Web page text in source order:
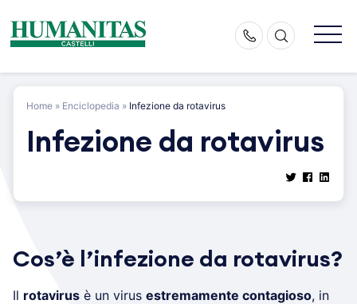
content
Home » Enciclopedia » Infezione da rotavirus
Infezione da rotavirus
Cos’è l’infezione da rotavirus?
Il rotavirus è un virus estremamente contagioso, in